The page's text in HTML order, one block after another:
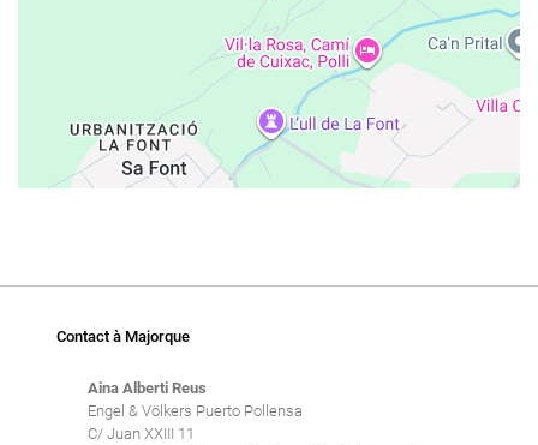
Contact à Majorque
Aina Alberti Reus
Engel & Völkers Puerto Pollensa
C/ Juan XXIII 11